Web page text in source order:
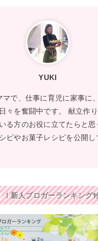
YUKI
マで、仕事に育児に家事に
々を奮闘中です。 献立作
る方のお役に立てたらと思
ピやお菓子レシピを公開し
！新人ブロガーランキング1